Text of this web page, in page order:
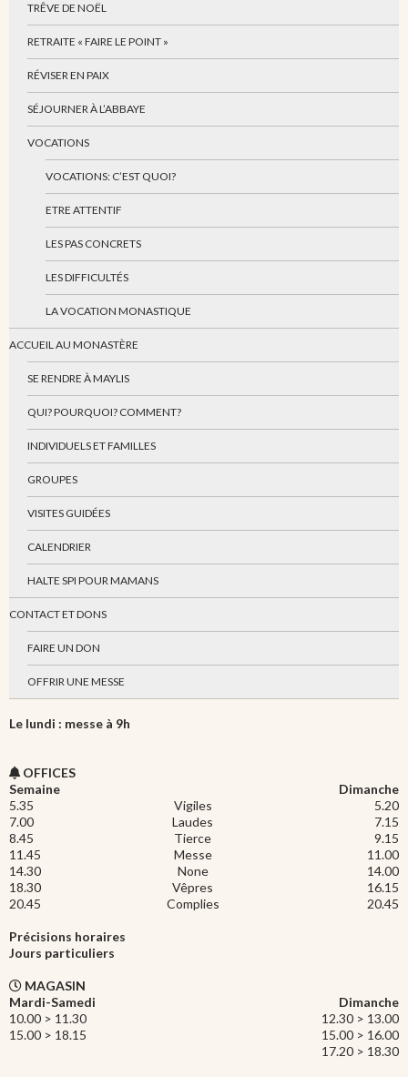
TRÊVE DE NOËL
RETRAITE « FAIRE LE POINT »
RÉVISER EN PAIX
SÉJOURNER À L’ABBAYE
VOCATIONS
VOCATIONS: C’EST QUOI?
ETRE ATTENTIF
LES PAS CONCRETS
LES DIFFICULTÉS
LA VOCATION MONASTIQUE
ACCUEIL AU MONASTÈRE
SE RENDRE À MAYLIS
QUI? POURQUOI? COMMENT?
INDIVIDUELS ET FAMILLES
GROUPES
VISITES GUIDÉES
CALENDRIER
HALTE SPI POUR MAMANS
CONTACT ET DONS
FAIRE UN DON
OFFRIR UNE MESSE
Le lundi : messe à 9h
OFFICES
Semaine
Dimanche
5.35
Vigiles
5.20
7.00
Laudes
7.15
8.45
Tierce
9.15
11.45
Messe
11.00
14.30
None
14.00
18.30
Vêpres
16.15
20.45
Complies 20.45
Précisions horaires
Jours particuliers
MAGASIN
Mardi-Samedi
Dimanche
10.00 > 11.30
12.30 > 13.00
15.00 > 18.15
15.00 > 16.00
17.20 > 18.30